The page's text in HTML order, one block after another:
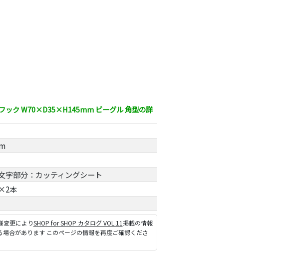
ック W70×D35×H145mm ビーグル 角型の詳
字部分：カッティングシート
本
変更によりSHOP for SHOP カタログ VOL.11掲載の情報
合があります このページの情報を再度ご確認くださ